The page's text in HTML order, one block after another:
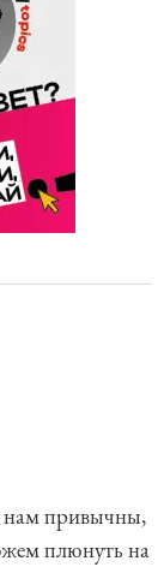
нам привычны,
плюнуть на